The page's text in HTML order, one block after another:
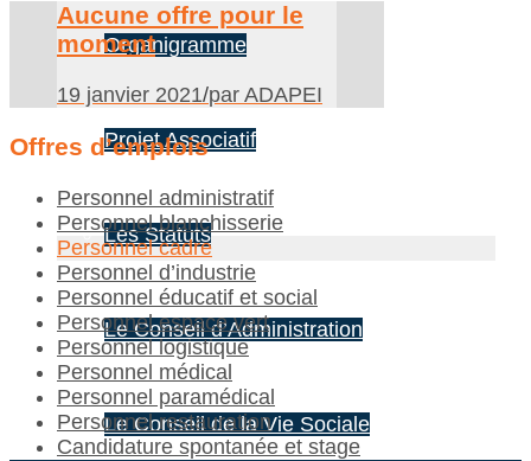
Organigramme
Projet Associatif
Les Statuts
Le Conseil d’Administration
Le Conseil de la Vie Sociale
Aucune offre pour le
moment
19 janvier 2021/par ADAPEI
Offres d’emplois
Personnel administratif
Personnel blanchisserie
Personnel cadre
Personnel d’industrie
Personnel éducatif et social
Personnel espace vert
Personnel logistique
Personnel médical
Personnel paramédical
Personnel restauration
Candidature spontanée et stage